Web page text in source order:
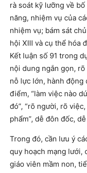
rà soát kỹ lưỡng về
năng, nhiệm vụ của
nhiệm vụ; bám sát
hội XIII và cụ thể hóa
Kết luận số 91 trong
nội dung ngắn gọn,
nỗ lực lớn, hành
điểm, “làm việc nào
đó”, “rõ người, rõ
phẩm”, dễ đôn đốc,
Trong đó, cần lưu ý
quy hoạch mạng lưới,
giáo viên mầm non,